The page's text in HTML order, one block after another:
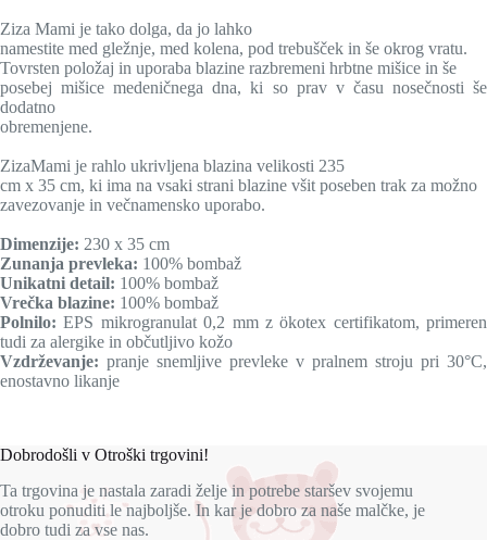
Ziza Mami je tako dolga, da jo lahko
namestite med gležnje, med kolena, pod trebušček in še okrog vratu.
Tovrsten položaj in uporaba blazine razbremeni hrbtne mišice in še
posebej mišice medeničnega dna, ki so prav v času nosečnosti še
dodatno
obremenjene.
ZizaMami je rahlo ukrivljena blazina velikosti 235
cm x 35 cm, ki ima na vsaki strani blazine všit poseben trak za možno
zavezovanje in večnamensko uporabo.
Dimenzije: 230 x 35 cm
Zunanja prevleka: 100% bombaž
Unikatni detail: 100% bombaž
Vrečka blazine: 100% bombaž
Polnilo: EPS mikrogranulat 0,2 mm z ökotex certifikatom, primeren
tudi za alergike in občutljivo kožo
Vzdrževanje: pranje snemljive prevleke v pralnem stroju pri 30°C,
enostavno likanje
Dobrodošli v Otroški trgovini!
Ta trgovina je nastala zaradi želje in potrebe staršev svojemu
otroku ponuditi le najboljše. In kar je dobro za naše malčke, je
dobro tudi za vse nas.